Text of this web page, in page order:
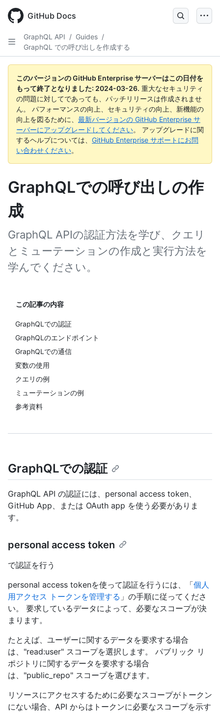
main
GitHub Docs
GraphQL API / Guides /
GraphQL での呼び出しを作成する
このバージョンの GitHub Enterprise サーバーはこの日付を
もって終了となりました: 2024-03-26. 重大なセキュリティ
の問題に対してであっても、パッチリリースは作成されませ
ん。 パフォーマンスの向上、セキュリティの向上、新機能の
向上を図るために、 最新バージョンの GitHub Enterprise サ
ーバーにアップグレードしてください。 アップグレードに関
するヘルプについては、 GitHub Enterprise サポートにお問
い合わせください。
GraphQLでの呼び出しの作
成
GraphQL APIの認証方法を学び、クエリ
とミューテーションの作成と実行方法を
学んでください。
この記事の内容
GraphQLでの認証
GraphQLのエンドポイント
GraphQLでの通信
変数の使用
クエリの例
ミューテーションの例
参考資料
GraphQLでの認証
GraphQL API の認証には、personal access token、
GitHub App、または OAuth app を使う必要がありま
す。
personal access token
で認証を行う
personal access tokenを使って認証を行うには、「個人
用アクセス トークンを管理する 」の手順に従ってくださ
い。 要求しているデータによって、必要なスコープが決
まります。
たとえば、ユーザーに関するデータを要求する場合
は、"read:user" スコープを選択します。 パブリック リ
ポジトリに関するデータを要求する場合
は、"public_repo" スコープを選びます。
リソースにアクセスするために必要なスコープがトークン
にない場合、API からはトークンに必要なスコープを示す